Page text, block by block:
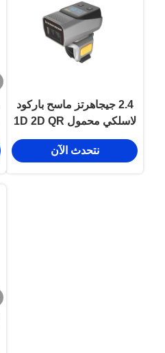
2.4 جيجاهرتز ماسح باركود
لاسلكي محمول 1D 2D QR
قابل للارتداء لمخزون
المستودعات
نتحدث الآن